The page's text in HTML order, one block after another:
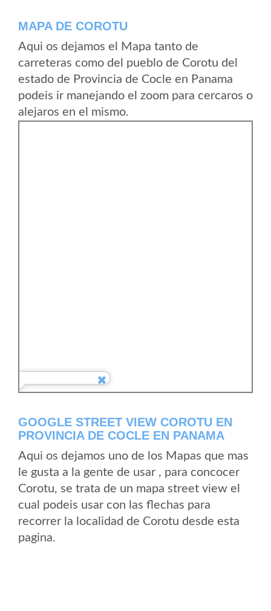
MAPA DE COROTU
Aqui os dejamos el Mapa tanto de
carreteras como del pueblo de Corotu del
estado de Provincia de Cocle en Panama
podeis ir manejando el zoom para cercaros o
alejaros en el mismo.
GOOGLE STREET VIEW COROTU EN
PROVINCIA DE COCLE EN PANAMA
Aqui os dejamos uno de los Mapas que mas
le gusta a la gente de usar , para concocer
Corotu, se trata de un mapa street view el
cual podeis usar con las flechas para
recorrer la localidad de Corotu desde esta
pagina.